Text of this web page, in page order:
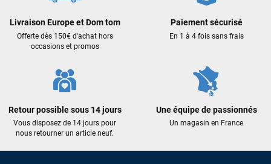
Livraison Europe et Dom tom
Offerte dès 150€ d'achat hors
occasions et promos
Paiement sécurisé
En 1 à 4 fois sans frais
Retour possible sous 14 jours
Vous disposez de 14 jours pour
nous retourner un article neuf.
Une équipe de passionnés
Un magasin en France